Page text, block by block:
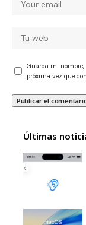
Guarda mi nombre,
próxima vez que
Últimas